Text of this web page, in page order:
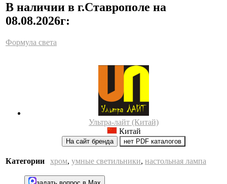
В наличии в г.Ставрополе на
08.08.2026г:
Формула света
Ультра-лайт (Китай)
Китай
На сайт бренда нет PDF каталогов
Категории хром, умные светильники, настольная лампа